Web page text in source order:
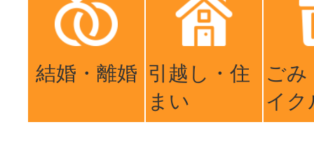
結婚・離婚 引越し・住
まい
ごみ
イク